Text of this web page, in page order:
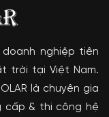
nghiệp tiên
trời tại Việt Nam.
là chuyên gia
cấp & thi công hệ